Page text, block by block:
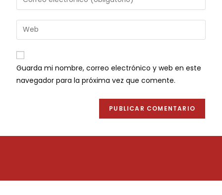
Guarda mi nombre, correo electrónico y web en este
navegador para la próxima vez que comente.